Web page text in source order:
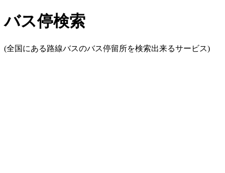
バス停検索
(全国にある路線バスのバス停留所を検索出来るサービス)